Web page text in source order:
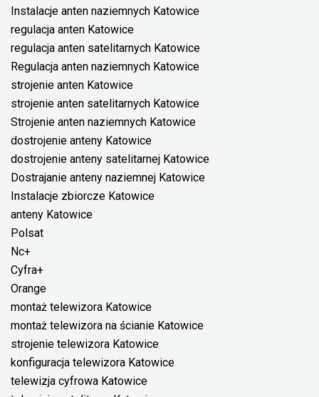
Instalacje anten naziemnych Katowice
regulacja anten Katowice
regulacja anten satelitarnych Katowice
Regulacja anten naziemnych Katowice
strojenie anten Katowice
strojenie anten satelitarnych Katowice
Strojenie anten naziemnych Katowice
dostrojenie anteny Katowice
dostrojenie anteny satelitarnej Katowice
Dostrajanie anteny naziemnej Katowice
Instalacje zbiorcze Katowice
anteny Katowice
Polsat
Nc+
Cyfra+
Orange
montaż telewizora Katowice
montaż telewizora na ścianie Katowice
strojenie telewizora Katowice
konfiguracja telewizora Katowice
telewizja cyfrowa Katowice